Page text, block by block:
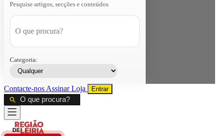
Pesquise artigos, secções e conteúdos
Categoria:
Contacte-nos AssinarLoja Entrar